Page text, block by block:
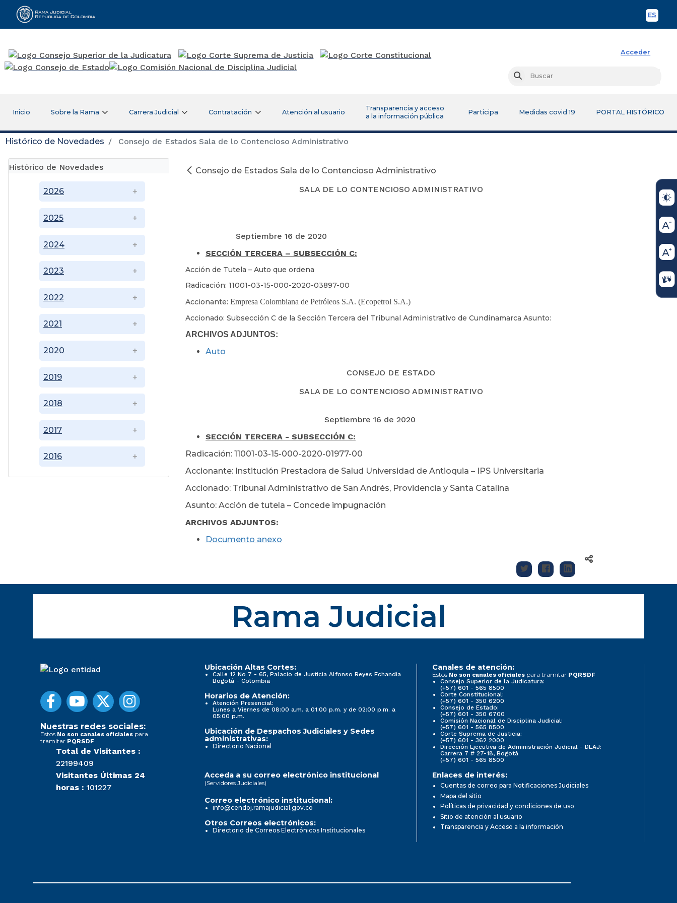
ES
Rama Judicial
Acceder
Buscar
Inicio Sobre la Rama Carrera Judicial Contratación Atención al usuario
Transparencia y acceso
a la información pública
Participa Medidas covid 19 PORTAL HISTÓRICO
Histórico de Novedades Consejo de Estados Sala de lo Contencioso Administrativo
Histórico de Novedades
2016
2017
2018
2019
2020
2021
2022
2023
2024
2025
2026
Consejo de Estados Sala de lo Contencioso Administrativo
SALA DE LO CONTENCIOSO ADMINISTRATIVO
Septiembre 16 de 2020
SECCIÓN TERCERA – SUBSECCIÓN C:
Acción de Tutela – Auto que ordena
Radicación: 11001-03-15-000-2020-03897-00
Accionante: Empresa Colombiana de Petróleos S.A. (Ecopetrol S.A.)
Accionado: Subsección C de la Sección Tercera del Tribunal Administrativo de Cundinamarca Asunto:
ARCHIVOS ADJUNTOS:
Auto
CONSEJO DE ESTADO
SALA DE LO CONTENCIOSO ADMINISTRATIVO
Septiembre 16 de 2020
SECCIÓN TERCERA - SUBSECCIÓN C:
Radicación: 11001-03-15-000-2020-01977-00
Accionante: Institución Prestadora de Salud Universidad de Antioquia – IPS Universitaria
Accionado: Tribunal Administrativo de San Andrés, Providencia y Santa Catalina
Asunto: Acción de tutela – Concede impugnación
ARCHIVOS ADJUNTOS:
Documento anexo
Rama Judicial
Nuestras redes sociales:
Estos No son canales oficiales para
tramitar PQRSDF
Total de Visitantes :
22199409
Visitantes Últimas 24
horas : 101227
Ubicación Altas Cortes:
Calle 12 No 7 - 65, Palacio de Justicia Alfonso Reyes Echandía
Bogotá - Colombia
Horarios de Atención:
Atención Presencial:
Lunes a Viernes de 08:00 a.m. a 01:00 p.m. y de 02:00 p.m. a
05:00 p.m.
Ubicación de Despachos Judiciales y Sedes
administrativas:
Directorio Nacional
Canales de atención:
Estos No son canales oficiales para tramitar PQRSDF
Consejo Superior de la Judicatura:
(+57) 601 - 565 8500
Corte Constitucional:
(+57) 601 - 350 6200
Consejo de Estado:
(+57) 601 - 350 6700
Comisión Nacional de Disciplina Judicial:
(+57) 601 - 565 8500
Corte Suprema de Justicia:
(+57) 601 - 362 2000
Dirección Ejecutiva de Administración Judicial - DEAJ:
Carrera 7 # 27-18, Bogotá
(+57) 601 - 565 8500
Acceda a su correo electrónico institucional
(Servidores Judiciales)
Correo electrónico institucional:
info@cendoj.ramajudicial.gov.co
Otros Correos electrónicos:
Directorio de Correos Electrónicos Institucionales
Enlaces de interés:
Cuentas de correo para Notificaciones Judiciales
Mapa del sitio
Políticas de privacidad y condiciones de uso
Sitio de atención al usuario
Transparencia y Acceso a la información